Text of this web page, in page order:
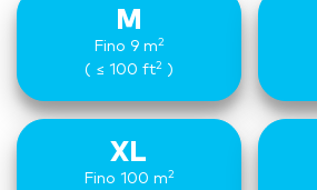
M
Fino 9 m2
( ≤ 100 ft2)
XL
Fino 100 m2